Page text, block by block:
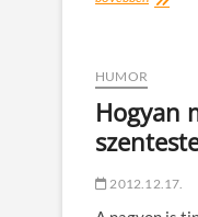
HUMOR
Hogyan
2012.12.17.